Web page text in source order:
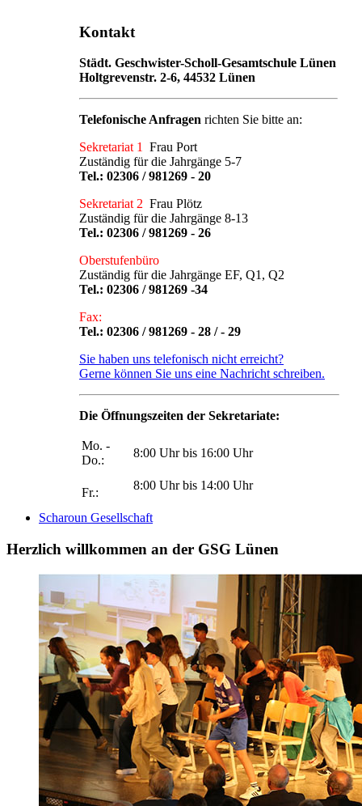
Kontakt
Städt. Geschwister-Scholl-Gesamtschule Lünen
Holtgrevenstr. 2-6, 44532 Lünen
Telefonische Anfragen richten Sie bitte an:
Sekretariat 1 Frau Port
Zuständig für die Jahrgänge 5-7
Tel.: 02306 / 981269 - 20
Sekretariat 2 Frau Plötz
Zuständig für die Jahrgänge 8-13
Tel.: 02306 / 981269 - 26
Oberstufenbüro
Zuständig für die Jahrgänge EF, Q1, Q2
Tel.: 02306 / 981269 -34
Fax:
Tel.: 02306 / 981269 - 28 / - 29
Sie haben uns telefonisch nicht erreicht?
Gerne können Sie uns eine Nachricht schreiben.
Die Öffnungszeiten der Sekretariate:
Mo. -
Do.:
8:00 Uhr bis 16:00 Uhr
Fr.:
8:00 Uhr bis 14:00 Uhr
Scharoun Gesellschaft
Herzlich willkommen an der GSG Lünen